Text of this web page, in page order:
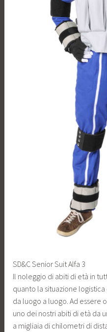
SD&C Senior Suit Alfa 3
Il noleggio di abiti di età in
quanto la situazione
da luogo a luogo. Ad essere
uno dei nostri abiti di età da
a migliaia di chilometri di